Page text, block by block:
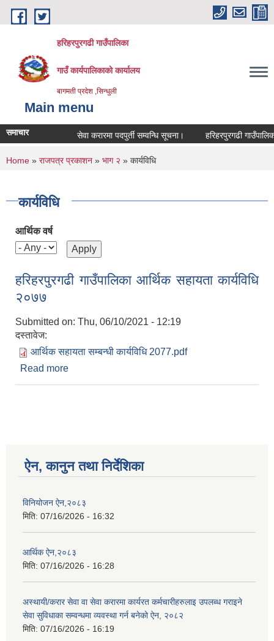
Skip to main content
हरिहरपुरगढी गाउँपालिका
गाउँ कार्यपालिकाको कार्यालय
बागमती प्रदेश ,सिन्धुली
Main menu
समाचार सेवा करारमा पदपुर्ती सम्वन्धि सूचना। हरिहरपुरगढी
You are here
Home » राजपत्र प्रकाशन » भाग २ » कार्यविधि
कार्यविधि
आर्थिक वर्ष
हरिहरपुरगढी गाउँपालिका आर्थिक सहायता कार्यविधि
२०७७
Submitted on: Thu, 06/10/2021 - 12:19
दस्तावेज:
आर्थिक सहायता सम्बन्धी कार्यविधि 2077.pdf
Read more
ऐन, कानुन तथा निर्देशिका
विनियोजन ऐन,२०८३
मिति: 07/16/2026 - 16:32
आर्थिक ऐन,२०८३
मिति: 07/16/2026 - 16:28
अस्थायी/करार सेवा वा सेवा करारमा कार्यरत कर्मचारीहरुलाइ उपलब्ध गराइने
सेवा सुविधाका सम्वन्धमा व्यवस्था गर्न बनेको ऐन, २०८२
मिति: 07/16/2026 - 16:19